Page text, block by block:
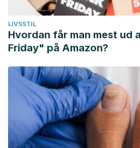
LIVSSTIL
Hvordan får man mest ud
Friday" på Amazon?